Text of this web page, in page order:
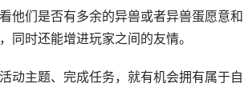
他们是否有多余的异兽或者异兽蛋愿意和
同时还能增进玩家之间的友情。
动主题、完成任务，就有机会拥有属于自